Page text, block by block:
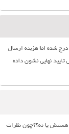
شده اما هزینه ارسال
نهایی نشون داده
هستش یا نه؟؟چون نظرات